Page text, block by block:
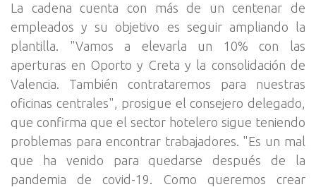
La cadena cuenta con más de un centenar de
empleados y su objetivo es seguir ampliando la
plantilla. "Vamos a elevarla un 10% con las
aperturas en Oporto y Creta y la consolidación de
Valencia. También contrataremos para nuestras
oficinas centrales", prosigue el consejero delegado,
que confirma que el sector hotelero sigue teniendo
problemas para encontrar trabajadores. "Es un mal
que ha venido para quedarse después de la
pandemia de covid-19. Como queremos crear